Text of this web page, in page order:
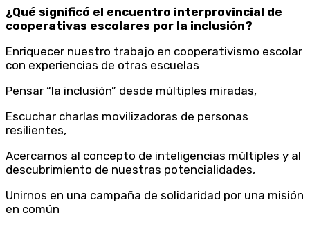
¿Qué significó el encuentro interprovincial de
cooperativas escolares por la inclusión?
Enriquecer nuestro trabajo en cooperativismo escolar
con experiencias de otras escuelas
Pensar “la inclusión” desde múltiples miradas,
Escuchar charlas movilizadoras de personas
resilientes,
Acercarnos al concepto de inteligencias múltiples y al
descubrimiento de nuestras potencialidades,
Unirnos en una campaña de solidaridad por una misión
en común